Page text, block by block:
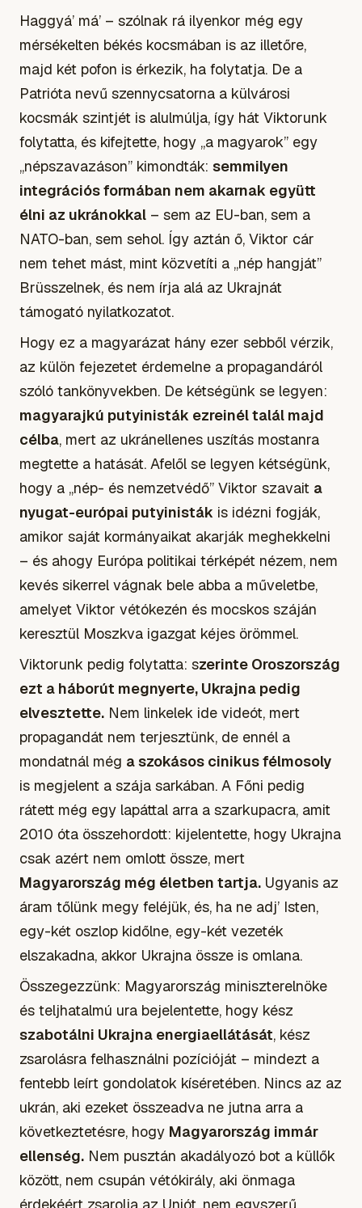
Haggyá’ má’ – szólnak rá ilyenkor még egy
mérsékelten békés kocsmában is az illetőre,
majd két pofon is érkezik, ha folytatja. De a
Patrióta nevű szennycsatorna a külvárosi
kocsmák szintjét is alulmúlja, így hát Viktorunk
folytatta, és kifejtette, hogy „a magyarok” egy
„népszavazáson” kimondták: semmilyen
integrációs formában nem akarnak együtt
élni az ukránokkal – sem az EU-ban, sem a
NATO-ban, sem sehol. Így aztán ő, Viktor cár
nem tehet mást, mint közvetíti a „nép hangját”
Brüsszelnek, és nem írja alá az Ukrajnát
támogató nyilatkozatot.
Hogy ez a magyarázat hány ezer sebből vérzik,
az külön fejezetet érdemelne a propagandáról
szóló tankönyvekben. De kétségünk se legyen:
magyarajkú putyinisták ezreinél talál majd
célba, mert az ukránellenes uszítás mostanra
megtette a hatását. Afelől se legyen kétségünk,
hogy a „nép- és nemzetvédő” Viktor szavait a
nyugat-európai putyinisták is idézni fogják,
amikor saját kormányaikat akarják meghekkelni
– és ahogy Európa politikai térképét nézem, nem
kevés sikerrel vágnak bele abba a műveletbe,
amelyet Viktor vétókezén és mocskos száján
keresztül Moszkva igazgat kéjes örömmel.
Viktorunk pedig folytatta: szerinte Oroszország
ezt a háborút megnyerte, Ukrajna pedig
elvesztette. Nem linkelek ide videót, mert
propagandát nem terjesztünk, de ennél a
mondatnál még a szokásos cinikus félmosoly
is megjelent a szája sarkában. A Főni pedig
rátett még egy lapáttal arra a szarkupacra, amit
2010 óta összehordott: kijelentette, hogy Ukrajna
csak azért nem omlott össze, mert
Magyarország még életben tartja. Ugyanis az
áram tőlünk megy feléjük, és, ha ne adj’ Isten,
egy-két oszlop kidőlne, egy-két vezeték
elszakadna, akkor Ukrajna össze is omlana.
Összegezzünk: Magyarország miniszterelnöke
és teljhatalmú ura bejelentette, hogy kész
szabotálni Ukrajna energiaellátását, kész
zsarolásra felhasználni pozícióját – mindezt a
fentebb leírt gondolatok kíséretében. Nincs az az
ukrán, aki ezeket összeadva ne jutna arra a
következtetésre, hogy Magyarország immár
ellenség. Nem pusztán akadályozó bot a küllők
között, nem csupán vétókirály, aki önmaga
érdekéért zsarolja az Uniót, nem egyszerű